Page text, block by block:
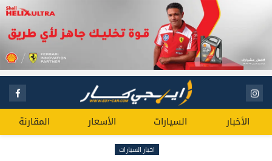
الأخبار السيارات الأسعار المقارنة
اخبار السيارات